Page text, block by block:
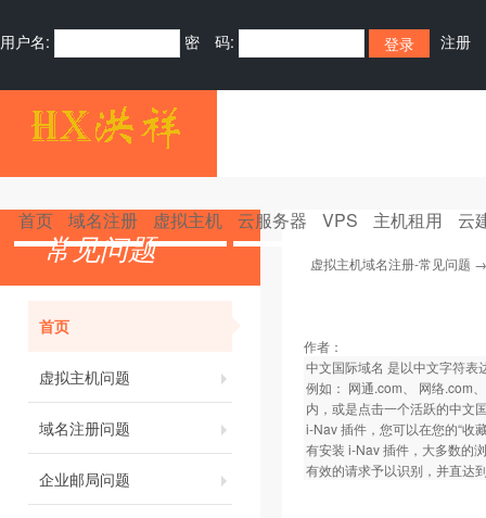
用户名: 密 码: 注册
首页 域名注册 虚拟主机 云服务器 VPS 主机租用 云
常见问题
首页
虚拟主机问题
域名注册问题
企业邮局问题
虚拟主机域名注册-常见问题
作者：
中文国际域名 是以中文字符表
例如： 网通.com、 网络.com
内，或是点击一个活跃的中文
i-Nav 插件，您可以在您的“收
有安装 i-Nav 插件，大多数的
有效的请求予以识别，并直达